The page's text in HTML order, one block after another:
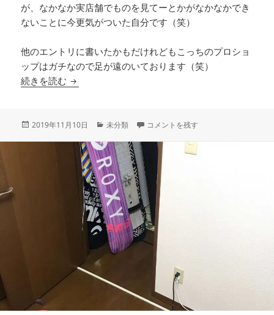
が、なかなか実店舗でものを見てーとかがなかなかでき
ないことに今更気がついた自分です（笑）
他のエントリに書いたかもだけれどもこっちのプロショ
ップはガチなので足が遠のいております（笑）
続きを読む どうせやるならエッジまで(・∀・)
投
2019年11月10日
カ
ゴ
リ
ー
未分類 どうせやるならエッジまで(・∀・) に
コメントを残す